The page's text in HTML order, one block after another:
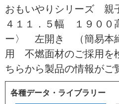
おもいやりシリーズ
４１１．５幅 １９００
ー〉 左開き （簡易本締
用 不燃面材のご採用を
ちらから製品の情報がご
各種データ・ライブラリー